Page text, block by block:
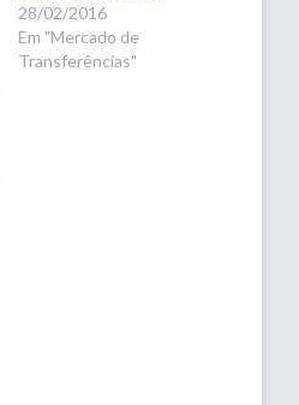
28/02/2016
Em "Mercado de
Transferências"